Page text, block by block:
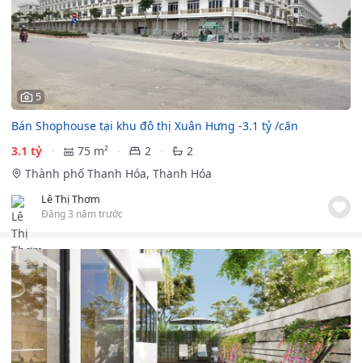
5
Bán Shophouse tại khu đô thị Xuân Hưng -3.1 tỷ /căn
3.1 tỷ
75 m² 2
2
Thành phố Thanh Hóa, Thanh Hóa
Lê Thị Thơm
Đăng 3 năm trước